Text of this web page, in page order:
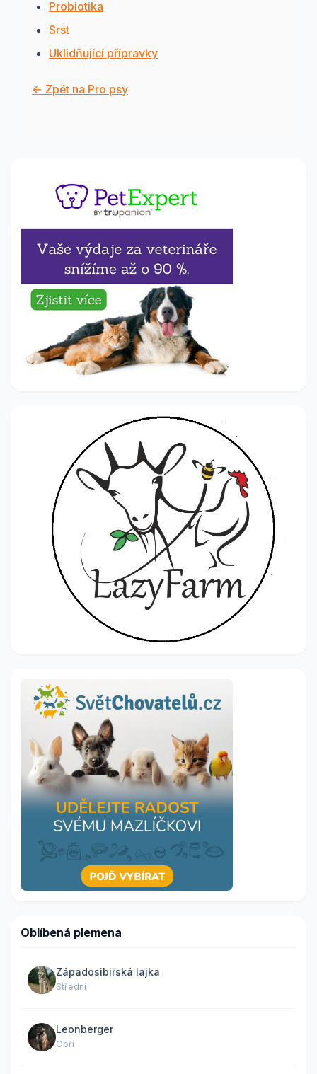
Probiotika
Srst
Uklidňující přípravky
← Zpět na Pro psy
Oblíbená plemena
Západosibiřská lajka
Střední
Leonberger
Obří